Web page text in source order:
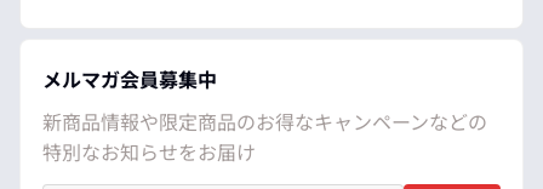
メルマガ会員募集中
新商品情報や限定商品のお得なキャンペーンなどの
特別なお知らせをお届け